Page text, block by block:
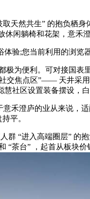
然共生” 的抱负栖身
闲躺椅和花架，意禾
;您当前利用的浏览
为便利。可对接国表
交焦点区”—— 天井
社区设置装备摆设，
澄庐的业从来说，
平。
“进入高端圈层” 的
“茶台” ，起首从板块